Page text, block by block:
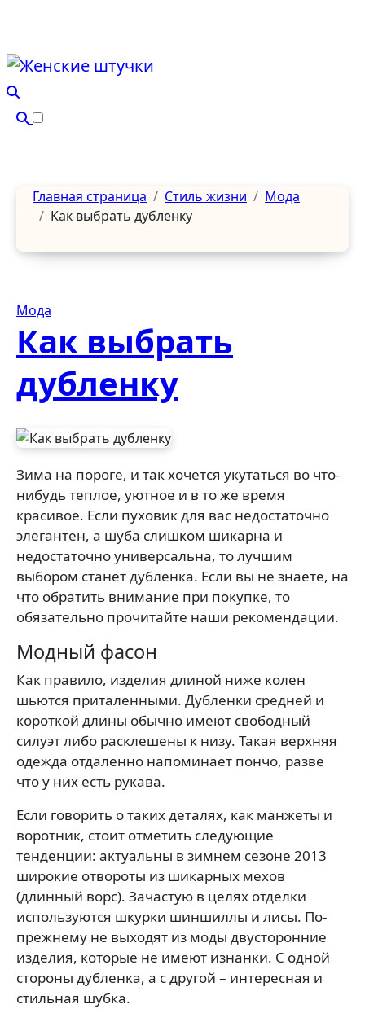
Главная страница Стиль жизни
Мода
Как выбрать дубленку
Мода
Как выбрать
дубленку
Зима на пороге, и так хочется укутаться во что-
нибудь теплое, уютное и в то же время
красивое. Если пуховик для вас недостаточно
элегантен, а шуба слишком шикарна и
недостаточно универсальна, то лучшим
выбором станет дубленка. Если вы не знаете, на
что обратить внимание при покупке, то
обязательно прочитайте наши рекомендации.
Модный фасон
Как правило, изделия длиной ниже колен
шьются приталенными. Дубленки средней и
короткой длины обычно имеют свободный
силуэт либо расклешены к низу. Такая верхняя
одежда отдаленно напоминает пончо, разве
что у них есть рукава.
Если говорить о таких деталях, как манжеты и
воротник, стоит отметить следующие
тенденции: актуальны в зимнем сезоне 2013
широкие отвороты из шикарных мехов
(длинный ворс). Зачастую в целях отделки
используются шкурки шиншиллы и лисы. По-
прежнему не выходят из моды двусторонние
изделия, которые не имеют изнанки. С одной
стороны дубленка, а с другой – интересная и
стильная шубка.